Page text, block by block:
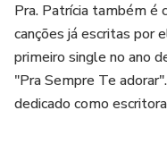
Pra. Patrícia também é
canções já escritas por
primeiro single no ano
"Pra Sempre Te
dedicado como